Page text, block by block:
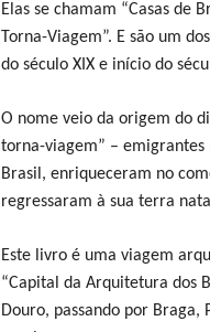
Elas se chamam “Casas de
Torna-Viagem”. E são um
do século XIX e início do
O nome veio da origem do
torna-viagem” –
Brasil, enriqueceram no
regressaram à sua terra
Este livro é uma viagem
“Capital da Arquitetura dos
Douro, passando por Braga,